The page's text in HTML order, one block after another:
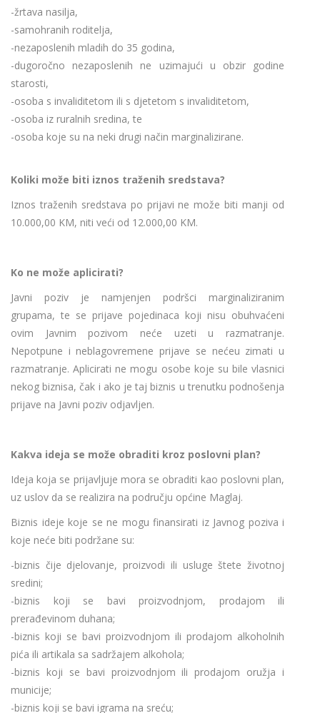
-žrtava nasilja,
-samohranih roditelja,
-nezaposlenih mladih do 35 godina,
-dugoročno nezaposlenih ne uzimajući u obzir godine
starosti,
-osoba s invaliditetom ili s djetetom s invaliditetom,
-osoba iz ruralnih sredina, te
-osoba koje su na neki drugi način marginalizirane.
Koliki može biti iznos traženih sredstava?
Iznos traženih sredstava po prijavi ne može biti manji od
10.000,00 KM, niti veći od 12.000,00 KM.
Ko ne može aplicirati?
Javni poziv je namjenjen podršci marginaliziranim
grupama, te se prijave pojedinaca koji nisu obuhvaćeni
ovim Javnim pozivom neće uzeti u razmatranje.
Nepotpune i neblagovremene prijave se nećeu zimati u
razmatranje. Aplicirati ne mogu osobe koje su bile vlasnici
nekog biznisa, čak i ako je taj biznis u trenutku podnošenja
prijave na Javni poziv odjavljen.
Kakva ideja se može obraditi kroz poslovni plan?
Ideja koja se prijavljuje mora se obraditi kao poslovni plan,
uz uslov da se realizira na području općine Maglaj.
Biznis ideje koje se ne mogu finansirati iz Javnog poziva i
koje neće biti podržane su:
-biznis čije djelovanje, proizvodi ili usluge štete životnoj
sredini;
-biznis koji se bavi proizvodnjom, prodajom ili
prerađevinom duhana;
-biznis koji se bavi proizvodnjom ili prodajom alkoholnih
pića ili artikala sa sadržajem alkohola;
-biznis koji se bavi proizvodnjom ili prodajom oružja i
municije;
-biznis koji se bavi igrama na sreću;